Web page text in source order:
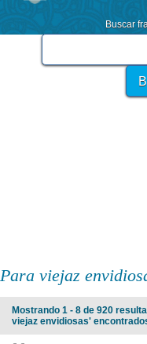
Buscar
Para viejaz
Mostrando 1 - 8 de 920
viejaz envidiosas'